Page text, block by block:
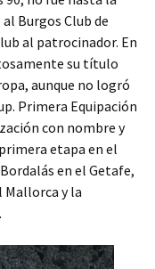
Burgos Club de
al patrocinador. En
su título
aunque no logró
Primera Equipación
con nombre y
etapa en el
en el Getafe,
Mallorca y la